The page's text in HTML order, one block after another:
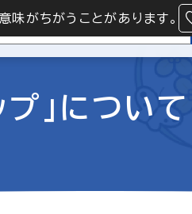
味がちがうことがあります。
」について